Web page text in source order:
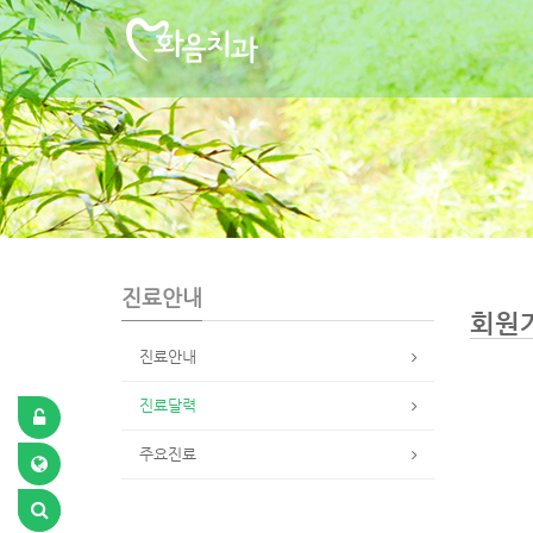
S
u
b
P
r
o
m
o
t
i
진료안내
진료안내
진료달력
주요진료
회원